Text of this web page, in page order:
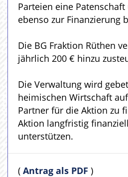
Parteien eine
ebenso zur Finanzierung
Die BG Fraktion Rüthen
jährlich 200 € hinzu
Die Verwaltung wird
heimischen Wirtschaft
Partner für die Aktion zu
Aktion langfristig
unterstützen.
( Antrag als PDF )